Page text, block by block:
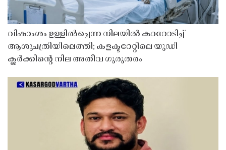
വിഷാംശം ഉള്ളിൽച്ചെന്ന നിലയിൽ കാറോടിച്ച്
ആശുപത്രിയിലെത്തി; കളക്ടറേറ്റിലെ യുഡി
ക്ലർക്കിൻ്റെ നില അതീവ ഗുരുതരം